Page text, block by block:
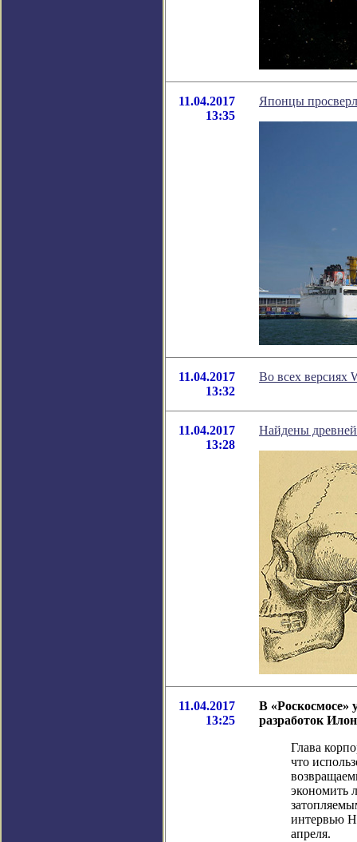
11.04.2017
13:35
Японцы
11.04.2017
13:32
Во всех версиях
11.04.2017
13:28
Найдены
11.04.2017
13:25
В «Роскосмосе»
разработок
Глава
что
экономить
интервью
апреля.